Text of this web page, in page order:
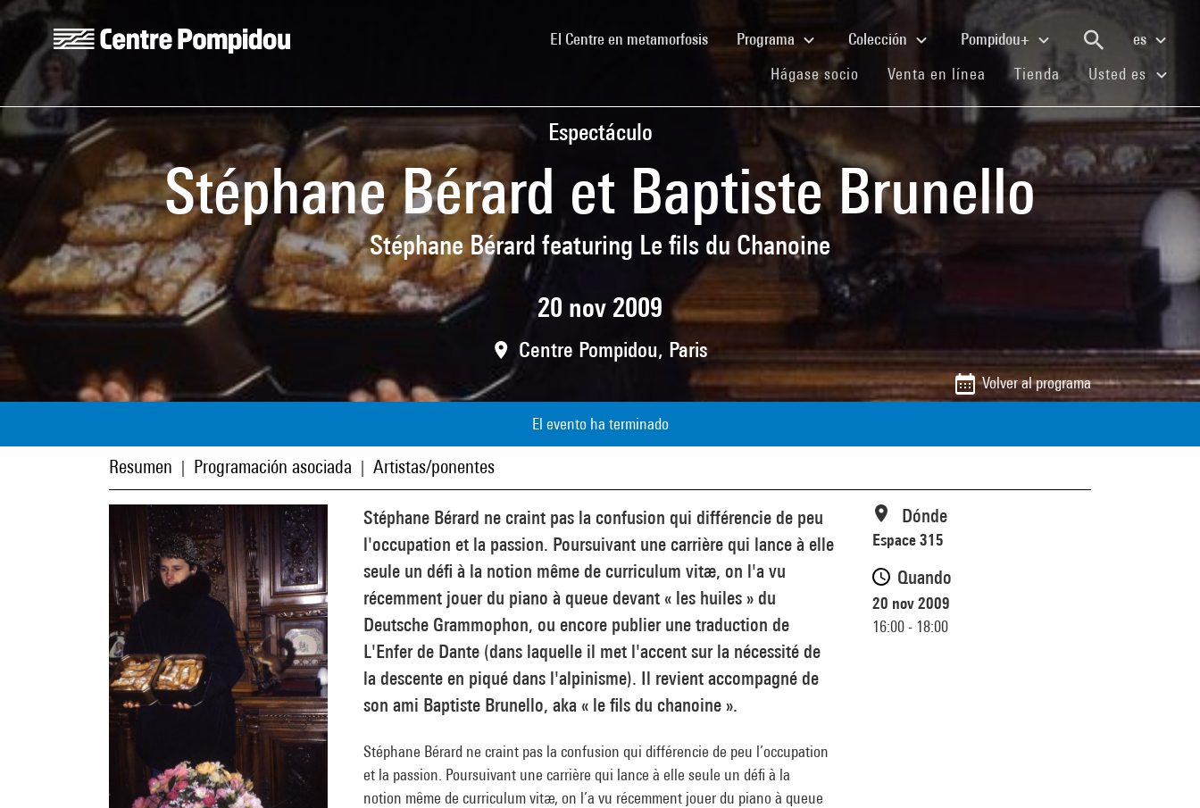
Skip to main content
Centre Pompidou
El Centre en metamorfosis(current)Programa Colección Pompidou+
es
Hágase socio (current)
Venta en línea (current)
Tienda(current)Usted es
Espectáculo
Stéphane Bérard et Baptiste Brunello
Stéphane Bérard featuring Le fils du Chanoine
20 nov 2009
Centre Pompidou, Paris
Volver al programa
El evento ha terminado
Resumen Programación asociada Artistas/ponentes
Stéphane Bérard ne craint pas la confusion qui différencie de peu
l'occupation et la passion. Poursuivant une carrière qui lance à elle
seule un défi à la notion même de curriculum vitæ, on l'a vu
récemment jouer du piano à queue devant « les huiles » du
Deutsche Grammophon, ou encore publier une traduction de
L'Enfer de Dante (dans laquelle il met l'accent sur la nécessité de
la descente en piqué dans l'alpinisme). Il revient accompagné de
son ami Baptiste Brunello, aka « le fils du chanoine ».
Stéphane Bérard ne craint pas la confusion qui différencie de peu l’occupation
et la passion. Poursuivant une carrière qui lance à elle seule un défi à la
notion même de curriculum vitæ, on l’a vu récemment jouer du piano à queue
Dónde
Espace 315
Quando
20 nov 2009
16:00 - 18:00